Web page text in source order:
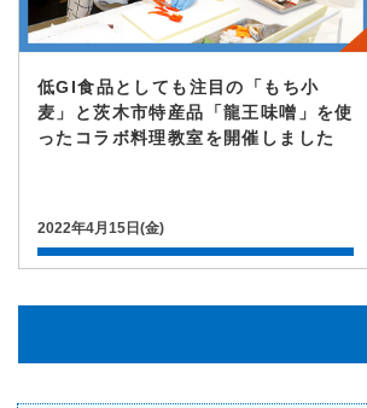
低GI食品としても注目の「もち小
麦」と茨木市特産品「龍王味噌」を使
ったコラボ料理教室を開催しました
2022年4月15日(金)